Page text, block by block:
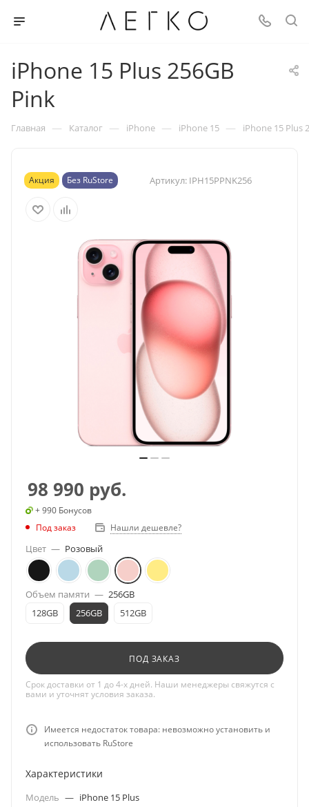
iPhone 15 Plus 256GB
Pink
Главная — Каталог — iPhone — iPhone 15 — iPhone 15 Plus
Акция Без RuStore Артикул: IPH15PPNK256
98 990 руб.
+ 990 Бонусов
Под заказ
Нашли дешевле?
Цвет — Розовый
Объем памяти — 256GB
128GB
256GB 512GB
ПОД ЗАКАЗ
Срок доставки от 1 до 4-х дней. Наши менеджеры свяжутся с
вами и уточнят условия заказа.
Имеется недостаток товара: невозможно установить и
использовать RuStore
Характеристики
Модель — iPhone 15 Plus